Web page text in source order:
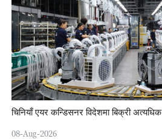
चिनियाँ एयर कन्डिसनर विदेशमा बिक्री अत्यधिक
08-Aug-2026